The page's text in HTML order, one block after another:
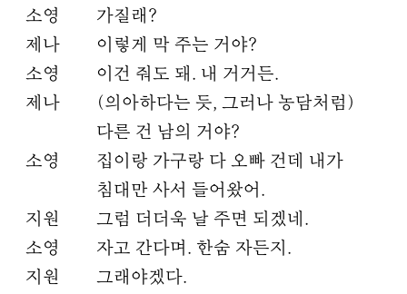
소영
가질래?
제나
이렇게 막 주는 거야?
소영
이건 줘도 돼. 내 거거든.
제나
(의아하다는 듯, 그러나 농담처럼)
다른 건 남의 거야?
소영
집이랑 가구랑 다 오빠 건데 내가
침대만 사서 들어왔어.
지원
그럼 더더욱 날 주면 되겠네.
소영
자고 간다며. 한숨 자든지.
지원
그래야겠다.